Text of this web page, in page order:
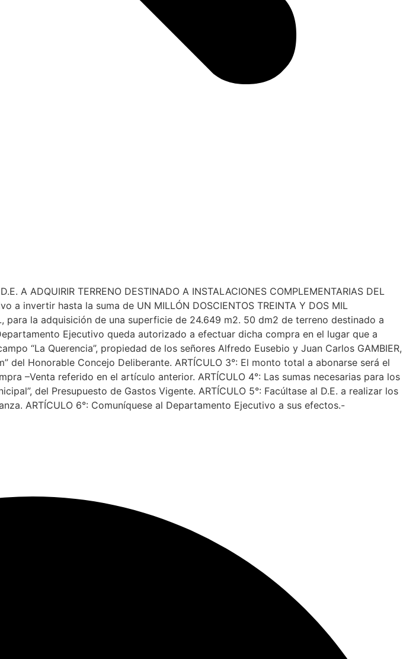
A ADQUIRIR TERRENO DESTINADO A INSTALACIONES COMPLEMENTARIAS DEL
a invertir hasta la suma de UN MILLÓN DOSCIENTOS TREINTA Y DOS MIL
para la adquisición de una superficie de 24.649 m2. 50 dm2 de terreno destinado a
Ejecutivo queda autorizado a efectuar dicha compra en el lugar que a
“La Querencia”, propiedad de los señores Alfredo Eusebio y Juan Carlos GAMBIER,
del Honorable Concejo Deliberante. ARTÍCULO 3°: El monto total a abonarse será el
–Venta referido en el artículo anterior. ARTÍCULO 4°: Las sumas necesarias para los
del Presupuesto de Gastos Vigente. ARTÍCULO 5°: Facúltase al D.E. a realizar los
ARTÍCULO 6°: Comuníquese al Departamento Ejecutivo a sus efectos.-